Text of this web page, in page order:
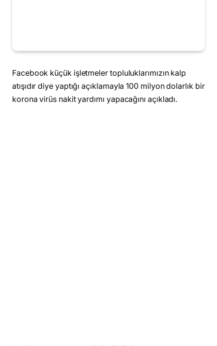
Facebook küçük işletmeler topluluklarımızın kalp
atışıdır diye yaptığı açıklamayla 100 milyon dolarlık bir
korona virüs nakit yardımı yapacağını açıkladı.